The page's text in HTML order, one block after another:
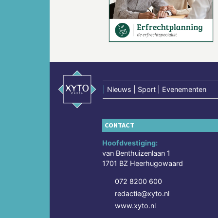
Nieuws | Sport | Evenementen
CONTACT
Hoofdvestiging:
van Benthuizenlaan 1
1701 BZ Heerhugowaard
072 8200 600
redactie@xyto.nl
www.xyto.nl